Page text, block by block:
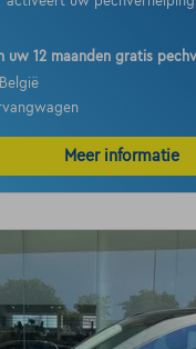
uw 12 maanden gratis
Meer informatie